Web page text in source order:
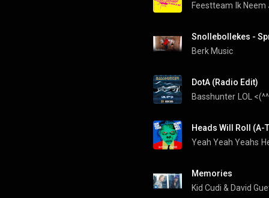
Feestteam
Ik
Snollebollekes -
Berk Music
DotA (Radio Edit)
Basshunter
LOL
Heads Will Roll (A-
Yeah Yeah Yeahs
Memories
Kid Cudi & David